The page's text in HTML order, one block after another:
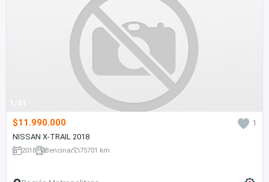
1/31
$11.990.000
1
NISSAN X-TRAIL 2018
2018 Bencina 75701 km